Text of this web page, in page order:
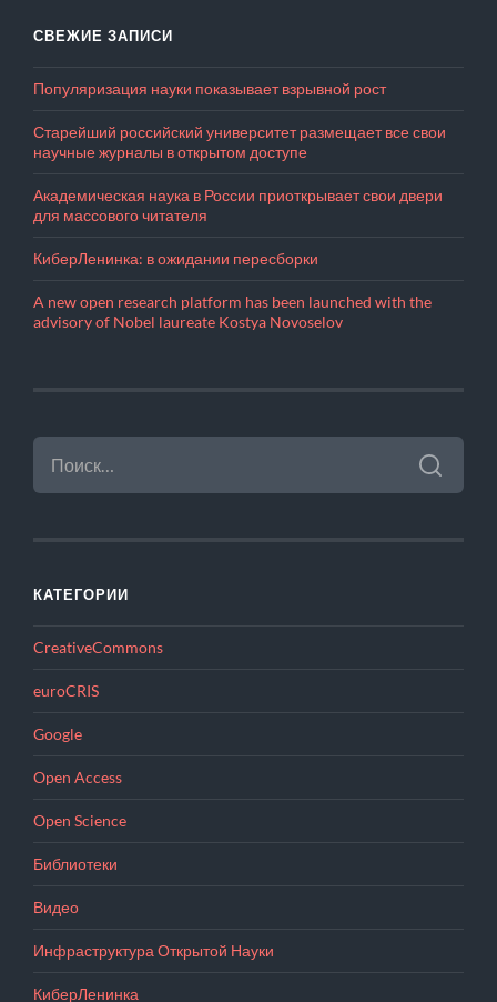
СВЕЖИЕ ЗАПИСИ
Популяризация науки показывает взрывной рост
Старейший российский университет размещает все свои
научные журналы в открытом доступе
Академическая наука в России приоткрывает свои двери
для массового читателя
КиберЛенинка: в ожидании пересборки
A new open research platform has been launched with the
advisory of Nobel laureate Kostya Novoselov
НАЙТИ:
КАТЕГОРИИ
CreativeCommons
euroCRIS
Google
Open Access
Open Science
Библиотеки
Видео
Инфраструктура Открытой Науки
КиберЛенинка